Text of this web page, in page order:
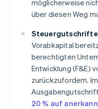
möglicherweise
über diesen Weg
Vorabkapital
berechtigten
Entwicklung (F&E)
zurückzufordern.
20 % auf